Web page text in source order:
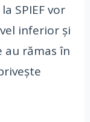
SPIEF vor
inferior și
au rămas în